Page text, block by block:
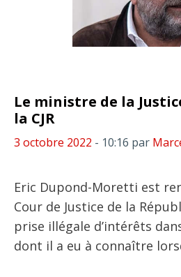
Le ministre de la
la CJR
3 octobre 2022 - 10:16 par
Eric Dupond-Moretti est
Cour de Justice de la
prise illégale d’intérêts
dont il a eu à connaître